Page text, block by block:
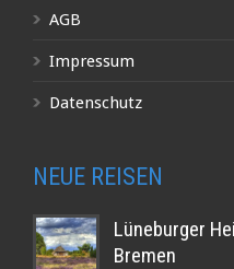
AGB
Impressum
Datenschutz
NEUE REISEN
Lüneburger
Bremen